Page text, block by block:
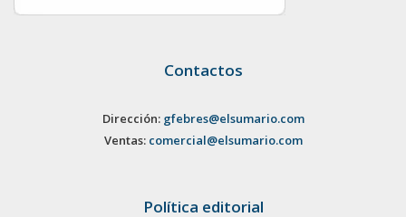
Contactos
Dirección: gfebres@elsumario.com
Ventas: comercial@elsumario.com
Política editorial